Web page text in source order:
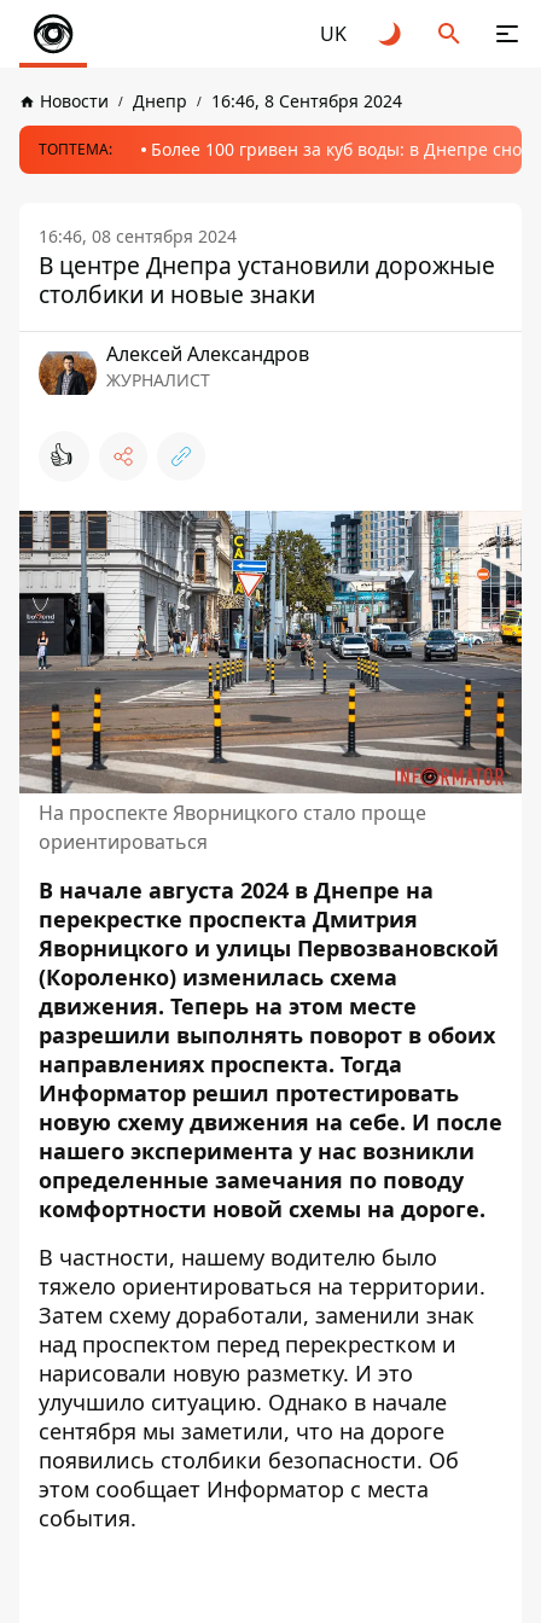
UK
Новости Днепр 16:46, 8 Сентября 2024
ТОПТЕМА: Более 100 гривен за куб воды: в Днепре
16:46, 08 сентября 2024
В центре Днепра установили дорожные
столбики и новые знаки
Алексей Александров
ЖУРНАЛИСТ
👍
На проспекте Яворницкого стало проще
ориентироваться
В начале августа 2024 в Днепре на
перекрестке проспекта Дмитрия
Яворницкого и улицы Первозвановской
(Короленко) изменилась схема
движения. Теперь на этом месте
разрешили выполнять поворот в обоих
направлениях проспекта. Тогда
Информатор решил протестировать
новую схему движения на себе. И после
нашего эксперимента у нас возникли
определенные замечания по поводу
комфортности новой схемы на дороге.
В частности, нашему водителю было
тяжело ориентироваться на территории.
Затем схему доработали, заменили знак
над проспектом перед перекрестком и
нарисовали новую разметку. И это
улучшило ситуацию. Однако в начале
сентября мы заметили, что на дороге
появились столбики безопасности. Об
этом сообщает Информатор с места
события.